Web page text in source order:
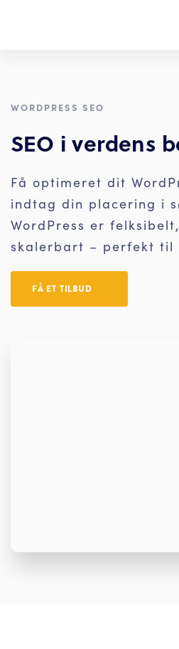
WORDPRESS SEO
SEO i verdens
Få optimeret dit
indtag din placering i
WordPress er
skalerbart – perfekt til
FÅ ET TILBUD